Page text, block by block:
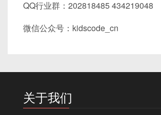
QQ行业群：202818485 434219048
微信公众号：kidscode_cn
关于我们